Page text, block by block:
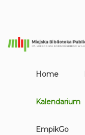
Home
Kalendarium
EmpikGo